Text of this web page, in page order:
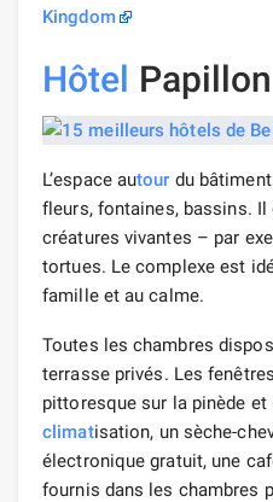
Kingdom
Hôtel
L’espace autour du
fleurs, fontaines, bassins.
créatures vivantes – par
tortues. Le complexe est
famille et au calme.
Toutes les chambres
terrasse privés. Les
pittoresque sur la pinède
climatisation, un sèche-
électronique gratuit, une
fournis dans les chambres